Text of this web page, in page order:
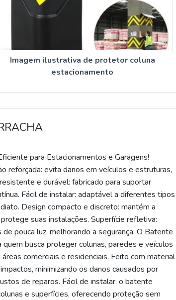
Imagem ilustrativa de protetor coluna
estacionamento
para Estacionamentos e Garagens!
reforçada: evita danos em veículos e estruturas,
e durável: fabricado para suportar
Fácil de instalar: adaptável a diferentes tipos
Design compacto e discreto: mantém a
suas instalações. Superfície refletiva:
pouca luz, melhorando a segurança. O Batente
quem busca proteger colunas, paredes e veículos
comerciais e residenciais. Feito com material
minimizando os danos causados por
de reparos. Fácil de instalar, o batente
e superfícies, oferecendo proteção sem